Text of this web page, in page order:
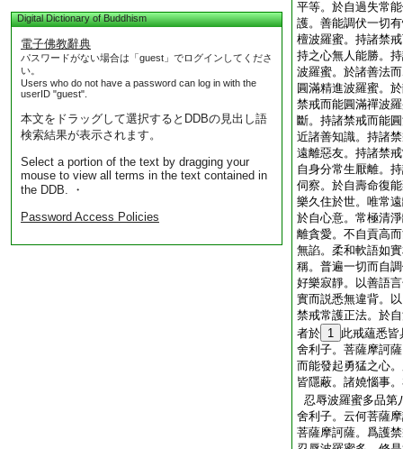
Digital Dictionary of Buddhism
電子佛教辭典
パスワードがない場合は「guest」でログインしてくださ
い。
Users who do not have a password can log in with the
userID "guest".
本文をドラッグして選択するとDDBの見出し語
検索結果が表示されます。
Select a portion of the text by dragging your
mouse to view all terms in the text contained in
the DDB. ・
Password Access Policies
平等。於自過失常
護。善能調伏一切
檀波羅蜜。持諸禁
持之心無人能勝。
波羅蜜。於諸善法
圓滿精進波羅蜜。
禁戒而能圓滿禪波
斷。持諸禁戒而能
近諸善知識。持諸
遠離惡友。持諸禁
自身分常生厭離。
伺察。於自壽命復
樂久住於世。唯常
於自心意。常極清
離貪愛。不自貢高
無諂。柔和軟語如
稱。普遍一切而自
好樂寂靜。以善語
實而説悉無違背。
禁戒常護正法。於
者於 1 此戒蘊悉
舍利子。菩薩摩訶
而能發起勇猛之心
皆隱蔽。諸嬈惱事
忍辱波羅蜜多品第
舍利子。云何菩薩
菩薩摩訶薩。爲護